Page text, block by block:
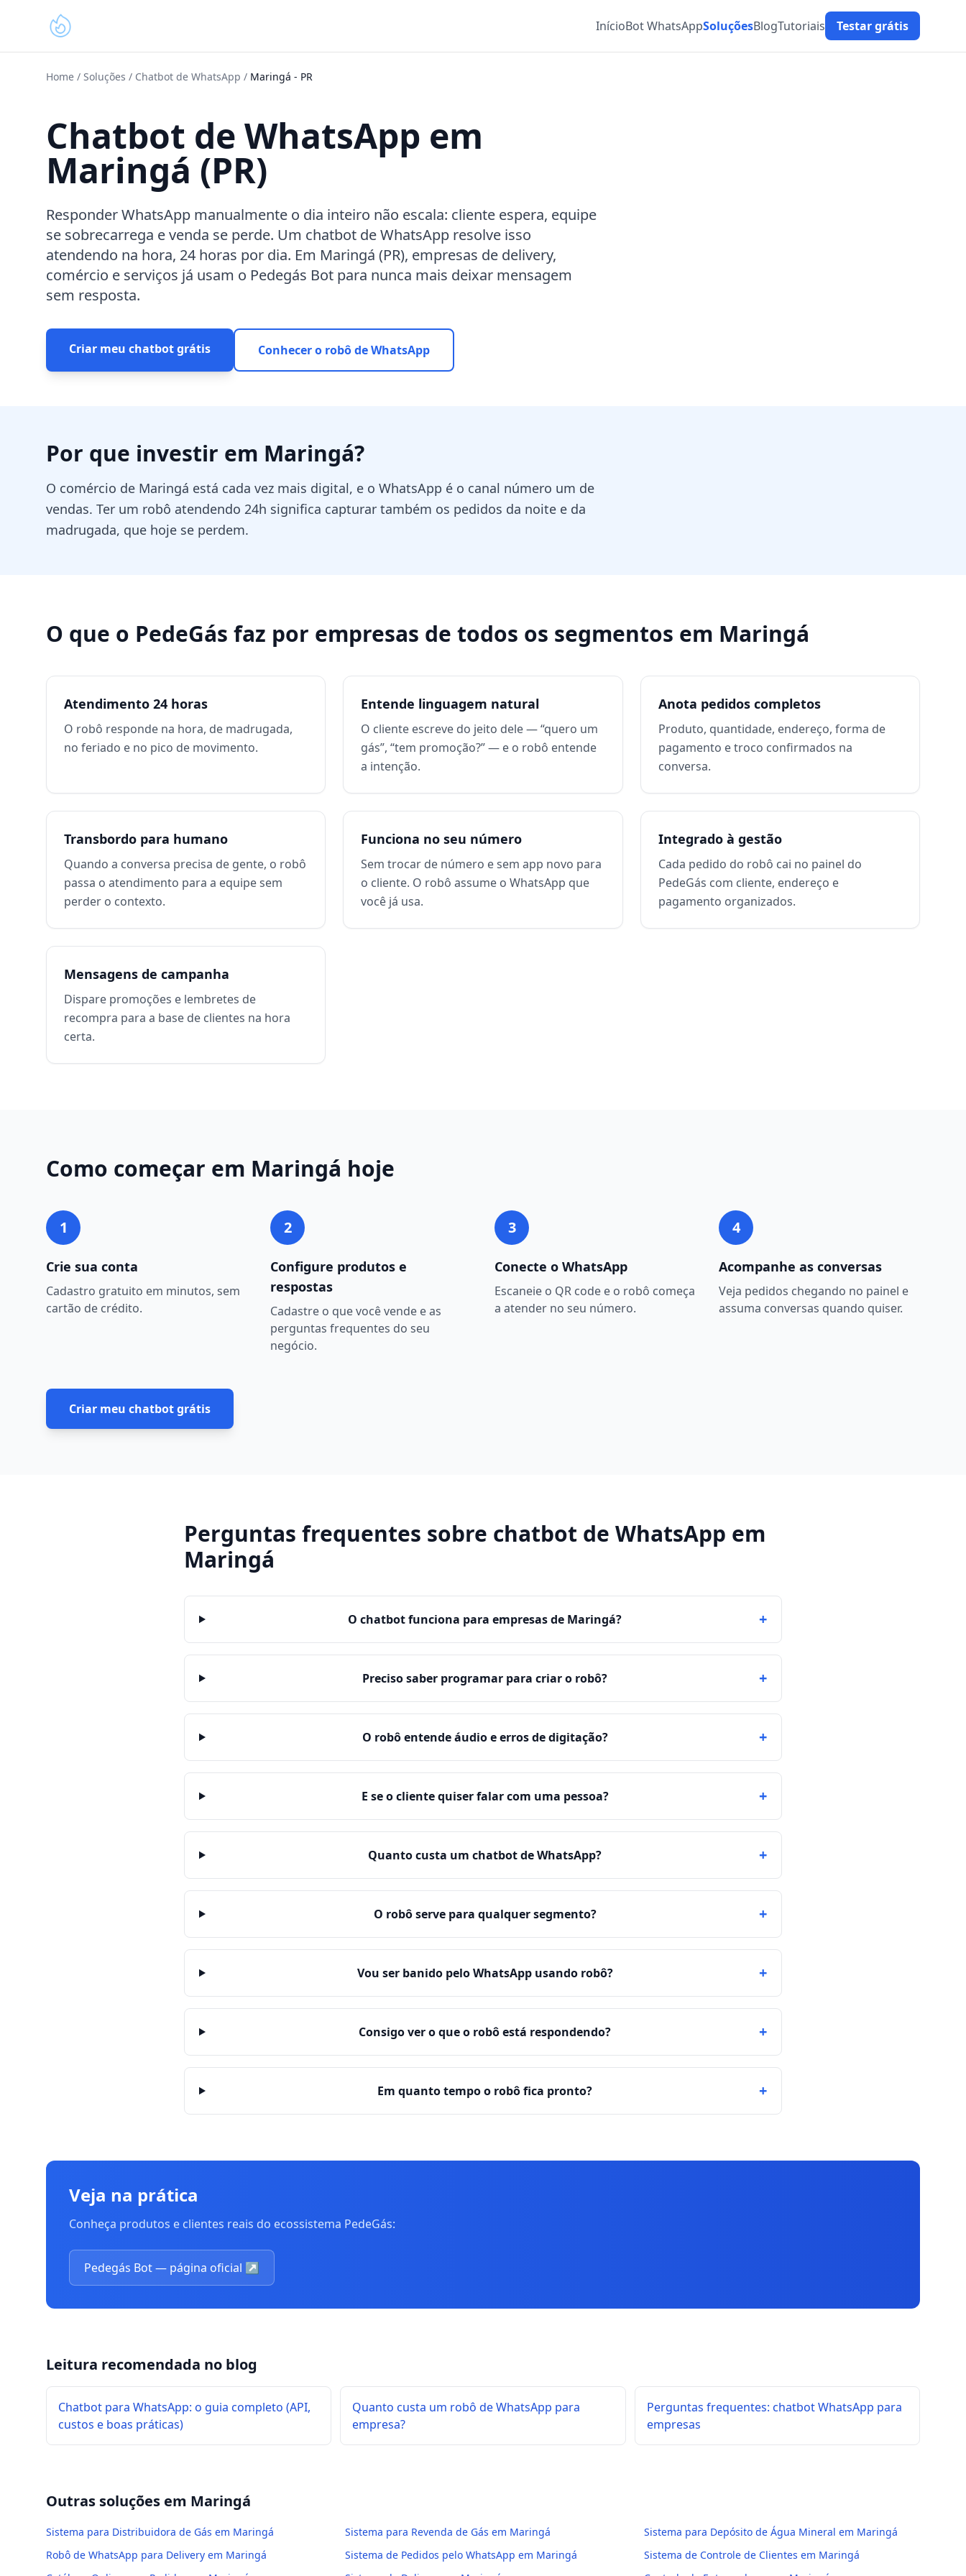
InícioBot WhatsAppSoluçõesBlogTutoriais Testar grátis
Home / Soluções / Chatbot de WhatsApp / Maringá - PR
Chatbot de WhatsApp em
Maringá (PR)
Responder WhatsApp manualmente o dia inteiro não escala: cliente espera, equipe
se sobrecarrega e venda se perde. Um chatbot de WhatsApp resolve isso
atendendo na hora, 24 horas por dia. Em Maringá (PR), empresas de delivery,
comércio e serviços já usam o Pedegás Bot para nunca mais deixar mensagem
sem resposta.
Criar meu chatbot grátis Conhecer o robô de WhatsApp
Por que investir em Maringá?
O comércio de Maringá está cada vez mais digital, e o WhatsApp é o canal número um de
vendas. Ter um robô atendendo 24h significa capturar também os pedidos da noite e da
madrugada, que hoje se perdem.
O que o PedeGás faz por empresas de todos os segmentos em Maringá
Atendimento 24 horas
O robô responde na hora, de madrugada,
no feriado e no pico de movimento.
Entende linguagem natural
O cliente escreve do jeito dele — “quero um
gás”, “tem promoção?” — e o robô entende
a intenção.
Anota pedidos completos
Produto, quantidade, endereço, forma de
pagamento e troco confirmados na
conversa.
Transbordo para humano
Quando a conversa precisa de gente, o robô
passa o atendimento para a equipe sem
perder o contexto.
Funciona no seu número
Sem trocar de número e sem app novo para
o cliente. O robô assume o WhatsApp que
você já usa.
Integrado à gestão
Cada pedido do robô cai no painel do
PedeGás com cliente, endereço e
pagamento organizados.
Mensagens de campanha
Dispare promoções e lembretes de
recompra para a base de clientes na hora
certa.
Como começar em Maringá hoje
1
Crie sua conta
Cadastro gratuito em minutos, sem
cartão de crédito.
2
Configure produtos e
respostas
Cadastre o que você vende e as
perguntas frequentes do seu
negócio.
3
Conecte o WhatsApp
Escaneie o QR code e o robô começa
a atender no seu número.
4
Acompanhe as conversas
Veja pedidos chegando no painel e
assuma conversas quando quiser.
Criar meu chatbot grátis
Perguntas frequentes sobre chatbot de WhatsApp em
Maringá
O chatbot funciona para empresas de Maringá? +
Preciso saber programar para criar o robô? +
O robô entende áudio e erros de digitação? +
E se o cliente quiser falar com uma pessoa? +
Quanto custa um chatbot de WhatsApp? +
O robô serve para qualquer segmento? +
Vou ser banido pelo WhatsApp usando robô? +
Consigo ver o que o robô está respondendo? +
Em quanto tempo o robô fica pronto? +
Veja na prática
Conheça produtos e clientes reais do ecossistema PedeGás:
Pedegás Bot — página oficial ↗
Leitura recomendada no blog
Chatbot para WhatsApp: o guia completo (API,
custos e boas práticas)
Quanto custa um robô de WhatsApp para
empresa?
Perguntas frequentes: chatbot WhatsApp para
empresas
Outras soluções em Maringá
Sistema para Distribuidora de Gás em Maringá Sistema para Revenda de Gás em Maringá
Sistema para Depósito de Água Mineral em Maringá
Robô de WhatsApp para Delivery em Maringá
Sistema de Pedidos pelo WhatsApp em Maringá
Sistema de Controle de Clientes em Maringá